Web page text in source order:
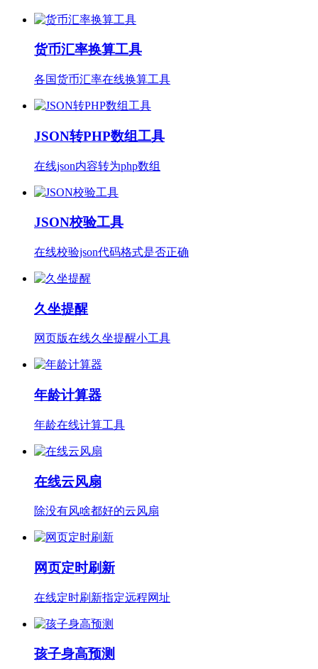
货币汇率换算工具
各国货币汇率在线换算工具
JSON转PHP数组工具
在线json内容转为php数组
JSON校验工具
在线校验json代码格式是否正确
久坐提醒
网页版在线久坐提醒小工具
年龄计算器
年龄在线计算工具
在线云风扇
除没有风啥都好的云风扇
网页定时刷新
在线定时刷新指定远程网址
孩子身高预测